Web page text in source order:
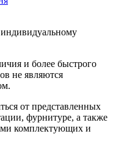
и более быстрого
не являются
от представленных
фурнитуре, а также
комплектующих и